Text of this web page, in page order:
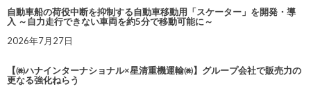
自動車船の荷役中断を抑制する自動車移動用「スケーター」を開発・導
入 ～自力走行できない車両を約5分で移動可能に～
2026年7月27日
【㈱ハナインターナショナル×星清重機運輸㈱】グループ会社で販売力の
更なる強化ねらう